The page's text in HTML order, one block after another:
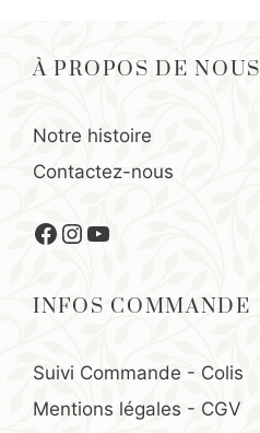
À PROPOS DE NOUS
Notre histoire
Contactez-nous
Facebook
Instagram
YouTube
INFOS COMMANDE
Suivi Commande - Colis
Mentions légales - CGV